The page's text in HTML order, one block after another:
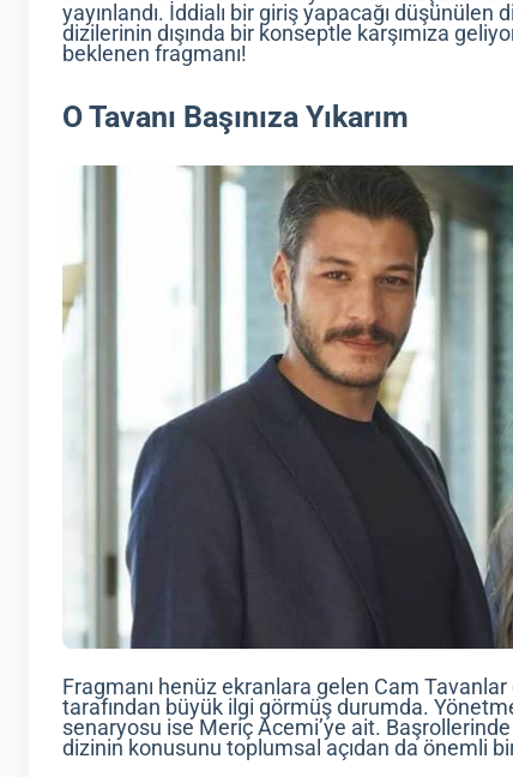
yayınlandı. İddialı bir giriş yapacağı düşünülen
dizilerinin dışında bir konseptle karşımıza
beklenen fragmanı!
O Tavanı Başınıza Yıkarım
Fragmanı henüz ekranlara gelen Cam
tarafından büyük ilgi görmüş durumda.
senaryosu ise Meriç Acemi’ye ait. Başrollerinde
dizinin konusunu toplumsal açıdan da önemli